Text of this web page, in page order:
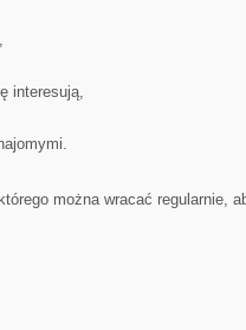
interesują,
można wracać regularnie,